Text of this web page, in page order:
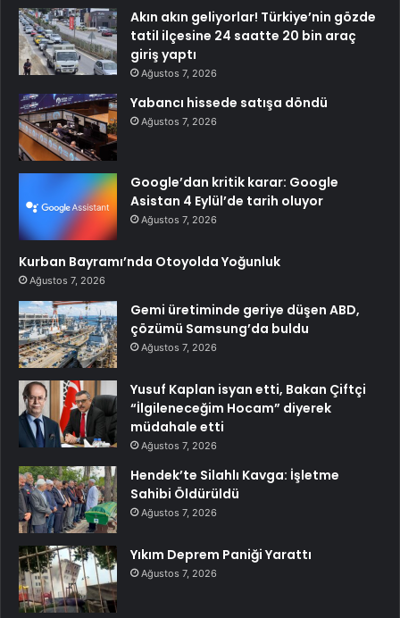
Akın akın geliyorlar! Türkiye’nin gözde
tatil ilçesine 24 saatte 20 bin araç
giriş yaptı
Ağustos 7, 2026
Yabancı hissede satışa döndü
Ağustos 7, 2026
Google’dan kritik karar: Google
Asistan 4 Eylül’de tarih oluyor
Ağustos 7, 2026
Kurban Bayramı’nda Otoyolda Yoğunluk
Ağustos 7, 2026
Gemi üretiminde geriye düşen ABD,
çözümü Samsung’da buldu
Ağustos 7, 2026
Yusuf Kaplan isyan etti, Bakan Çiftçi
“İlgileneceğim Hocam” diyerek
müdahale etti
Ağustos 7, 2026
Hendek’te Silahlı Kavga: İşletme
Sahibi Öldürüldü
Ağustos 7, 2026
Yıkım Deprem Paniği Yarattı
Ağustos 7, 2026